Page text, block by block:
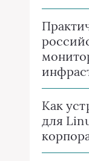
Как
для